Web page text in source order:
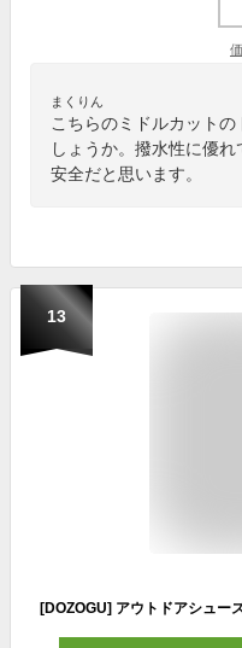
まくりん
こちらのミドルカット
しょうか。撥水性に優
安全だと思います。
13